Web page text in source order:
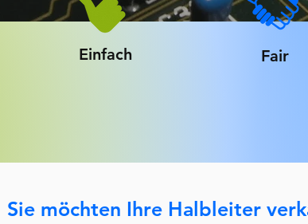
Fair
Einfach
Sie möchten Ihre Halbleiter